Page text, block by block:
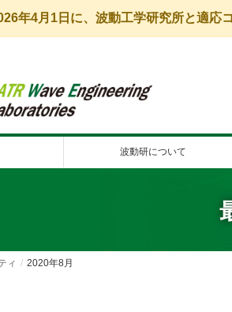
年4月1日に、波動工学研究所と適応
波動研について
ィ 2020年8月